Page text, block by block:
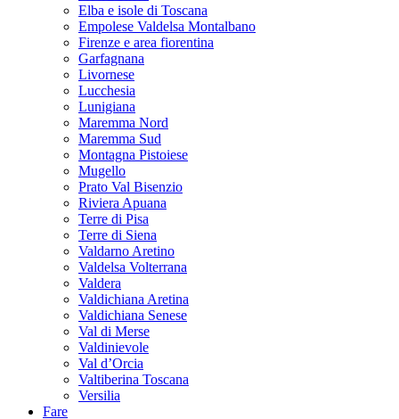
Elba e isole di Toscana
Empolese Valdelsa Montalbano
Firenze e area fiorentina
Garfagnana
Livornese
Lucchesia
Lunigiana
Maremma Nord
Maremma Sud
Montagna Pistoiese
Mugello
Prato Val Bisenzio
Riviera Apuana
Terre di Pisa
Terre di Siena
Valdarno Aretino
Valdelsa Volterrana
Valdera
Valdichiana Aretina
Valdichiana Senese
Val di Merse
Valdinievole
Val d’Orcia
Valtiberina Toscana
Versilia
Fare